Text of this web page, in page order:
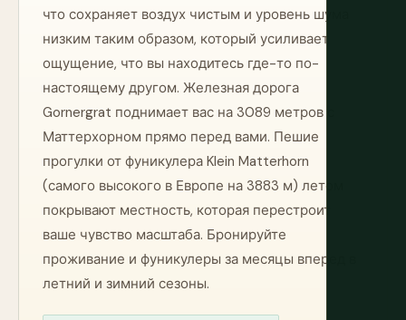
что сохраняет воздух чистым и уровень шума
низким таким образом, который усиливает
ощущение, что вы находитесь где-то по-
настоящему другом. Железная дорога
Gornergrat поднимает вас на 3089 метров с
Маттерхорном прямо перед вами. Пешие
прогулки от фуникулера Klein Matterhorn
(самого высокого в Европе на 3883 м) летом
покрывают местность, которая перестроит
ваше чувство масштаба. Бронируйте
проживание и фуникулеры за месяцы вперед в
летний и зимний сезоны.